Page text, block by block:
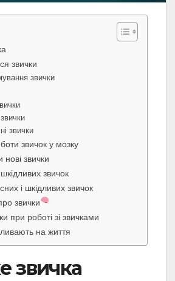
звички
звички
звички
звичок у мозку
звички
звичок
і шкідливих звичок
звички
при роботі зі звичками
на життя
звичка